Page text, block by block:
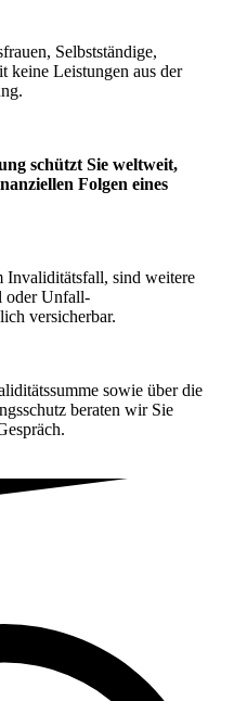
Selbstständige,
keine Leistungen aus der
schützt Sie weltweit,
Folgen eines
Invaliditätsfall, sind weitere
oder Unfall-
versicherbar.
sowie über die
beraten wir Sie